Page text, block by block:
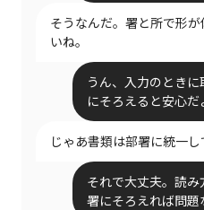
そうなんだ。署と所で形
いね。
うん、入力のとき
にそろえると安心だ
じゃあ書類は部署に統一し
それで大丈夫。読
署にそろえれば問題